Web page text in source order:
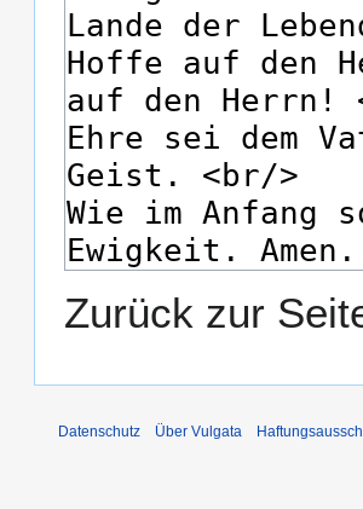
Zurück zur
Datenschutz Über Vulgata